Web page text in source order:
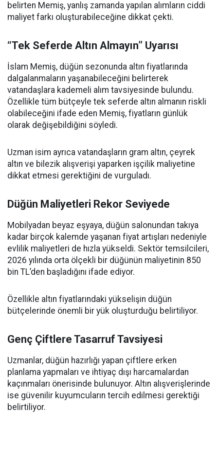
belirten Memiş, yanlış zamanda yapılan alımların ciddi
maliyet farkı oluşturabileceğine dikkat çekti.
“Tek Seferde Altın Almayın” Uyarısı
İslam Memiş, düğün sezonunda altın fiyatlarında
dalgalanmaların yaşanabileceğini belirterek
vatandaşlara kademeli alım tavsiyesinde bulundu.
Özellikle tüm bütçeyle tek seferde altın almanın riskli
olabileceğini ifade eden Memiş, fiyatların günlük
olarak değişebildiğini söyledi.
Uzman isim ayrıca vatandaşların gram altın, çeyrek
altın ve bilezik alışverişi yaparken işçilik maliyetine
dikkat etmesi gerektiğini de vurguladı.
Düğün Maliyetleri Rekor Seviyede
Mobilyadan beyaz eşyaya, düğün salonundan takıya
kadar birçok kalemde yaşanan fiyat artışları nedeniyle
evlilik maliyetleri de hızla yükseldi. Sektör temsilcileri,
2026 yılında orta ölçekli bir düğünün maliyetinin 850
bin TL’den başladığını ifade ediyor.
Özellikle altın fiyatlarındaki yükselişin düğün
bütçelerinde önemli bir yük oluşturduğu belirtiliyor.
Genç Çiftlere Tasarruf Tavsiyesi
Uzmanlar, düğün hazırlığı yapan çiftlere erken
planlama yapmaları ve ihtiyaç dışı harcamalardan
kaçınmaları önerisinde bulunuyor. Altın alışverişlerinde
ise güvenilir kuyumcuların tercih edilmesi gerektiği
belirtiliyor.